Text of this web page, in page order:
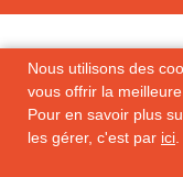
Nous utilisons des
vous offrir la
Pour en savoir plus
les gérer, c'est par ici